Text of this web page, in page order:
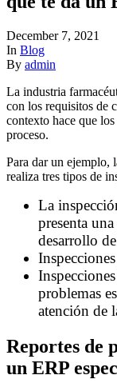
December 7, 2021
In Blog
By admin
La industria
con los requisitos de
contexto hace que
proceso.
Para dar un ejemplo,
realiza tres tipos de
La
presenta
desarrollo
problemas
atención de
Reportes de
un ERP